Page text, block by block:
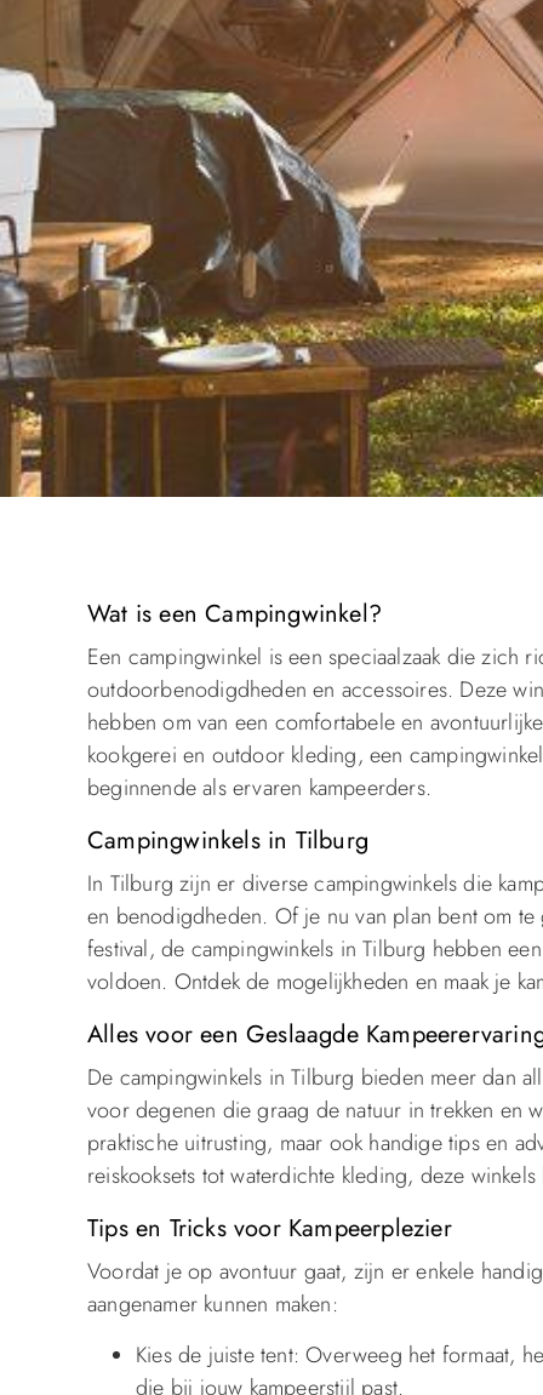
Wat is een Campingwinkel?
Een campingwinkel is een speciaalzaak die zich
outdoorbenodigdheden en accessoires. Deze
hebben om van een comfortabele en
kookgerei en outdoor kleding, een
beginnende als ervaren kampeerders.
Campingwinkels in Tilburg
In Tilburg zijn er diverse campingwinkels die
en benodigdheden. Of je nu van plan bent om
festival, de campingwinkels in Tilburg hebben
voldoen. Ontdek de mogelijkheden en maak je
Alles voor een Geslaagde
De campingwinkels in Tilburg bieden meer dan
voor degenen die graag de natuur in trekken en
praktische uitrusting, maar ook handige tips en
reiskooksets tot waterdichte kleding, deze
Tips en Tricks voor Kampeerplezier
Voordat je op avontuur gaat, zijn er enkele
aangenamer kunnen maken:
Kies de juiste tent: Overweeg het formaat,
die bij jouw kampeerstijl past.